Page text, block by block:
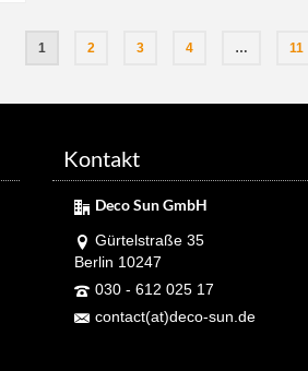
1 2 3 4 … 11
Kontakt
Deco Sun GmbH
Gürtelstraße 35
Berlin 10247
030 - 612 025 17
contact(at)deco-sun.de